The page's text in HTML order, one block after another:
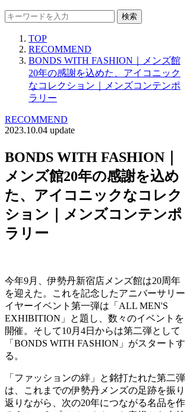
検索
TOP
RECOMMEND
BONDS WITH FASHION｜メンズ館
20年の感謝を込めた、アイコニック
なコレクション｜メンズコンテンポ
ラリー
RECOMMEND
2023.10.04 update
BONDS WITH FASHION｜
メンズ館20年の感謝を込め
た、アイコニックなコレク
ション｜メンズコンテンポ
ラリー
今年9月、伊勢丹新宿店メンズ館は20周年
を迎えた。これを記念したアニバーサリー
イヤーイベント第一弾は「ALL MEN'S
EXHIBITION」と題し、数々のイベントを
開催。そして10月4日からは第二弾として
「BONDS WITH FASHION」がスタートす
る。
「ファッションの絆」と銘打たれた第二弾
は、これまでの伊勢丹メンズの足跡を振り
返りながら、次の20年につながる名品を作